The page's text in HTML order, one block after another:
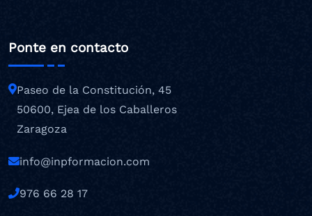
Ponte en contacto
Paseo de la Constitución, 45
50600, Ejea de los Caballeros
Zaragoza
info@inpformacion.com
976 66 28 17